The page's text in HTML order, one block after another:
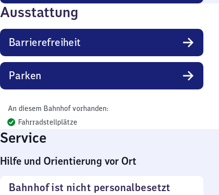
Ausstattung
Barrierefreiheit
Parken
An diesem Bahnhof vorhanden:
Fahrradstellplätze
Service
Hilfe und Orientierung vor Ort
Bahnhof ist nicht personalbesetzt